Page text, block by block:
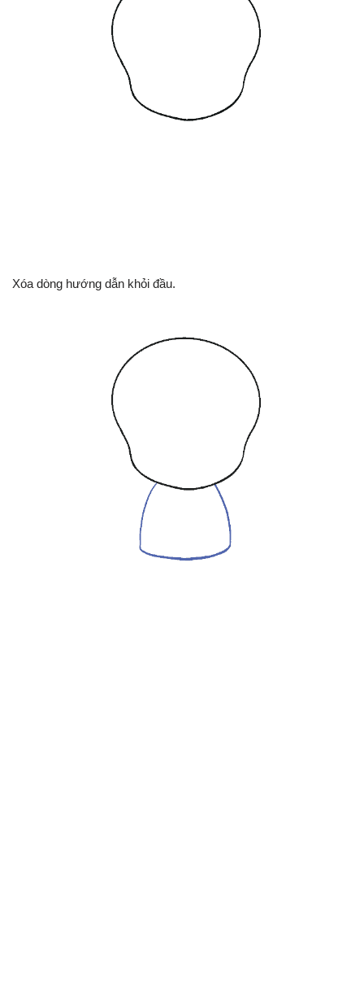
Xóa dòng hướng dẫn khỏi đầu.